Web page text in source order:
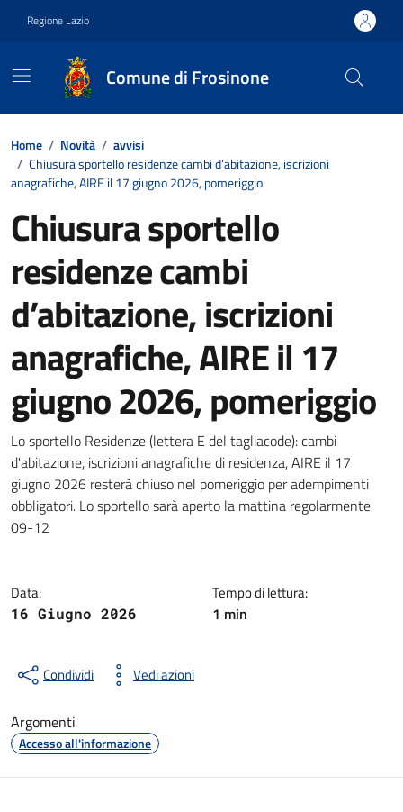
Regione Lazio
Comune di Frosinone
Contenuti in evidenza
Home / Novità / avvisi
/ Chiusura sportello residenze cambi d’abitazione, iscrizioni
anagrafiche, AIRE il 17 giugno 2026, pomeriggio
Chiusura sportello
residenze cambi
d’abitazione, iscrizioni
anagrafiche, AIRE il 17
giugno 2026, pomeriggio
Dettagli della notizia
Lo sportello Residenze (lettera E del tagliacode): cambi
d'abitazione, iscrizioni anagrafiche di residenza, AIRE il 17
giugno 2026 resterà chiuso nel pomeriggio per adempimenti
obbligatori. Lo sportello sarà aperto la mattina regolarmente
09-12
Data:
16 Giugno 2026
Tempo di lettura:
1 min
Condividi Vedi azioni
Argomenti
Accesso all'informazione